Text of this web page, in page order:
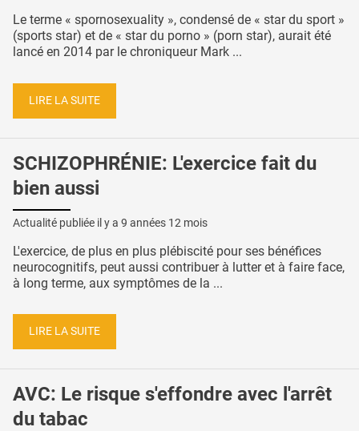
Le terme « spornosexuality », condensé de « star du sport »
(sports star) et de « star du porno » (porn star), aurait été
lancé en 2014 par le chroniqueur Mark ...
LIRE LA SUITE
SCHIZOPHRÉNIE: L'exercice fait du
bien aussi
Actualité publiée il y a 9 années 12 mois
L'exercice, de plus en plus plébiscité pour ses bénéfices
neurocognitifs, peut aussi contribuer à lutter et à faire face,
à long terme, aux symptômes de la ...
LIRE LA SUITE
AVC: Le risque s'effondre avec l'arrêt
du tabac